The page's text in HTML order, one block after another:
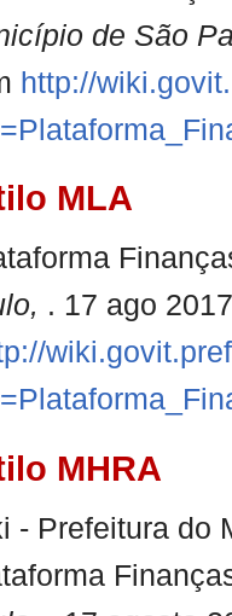
de São
http://
MLA
. 17 ago
MHRA
- Prefeitura do